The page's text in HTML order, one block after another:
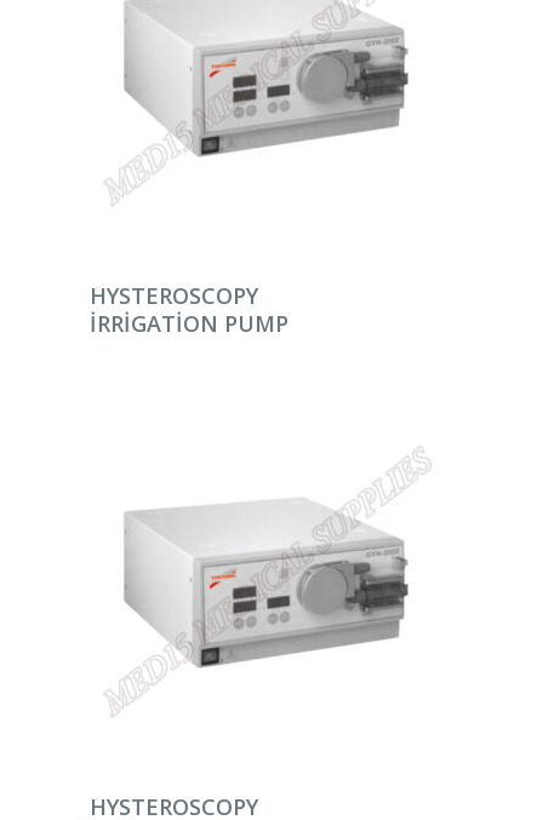
DEVAMINI OKU
HYSTEROSCOPY
IRRIGATION PUMP
DEVAMINI OKU
HYSTEROSCOPY